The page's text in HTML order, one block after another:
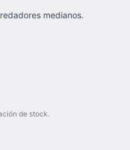
medianos.
de stock.